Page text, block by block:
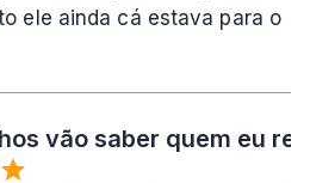
ele ainda cá estava para o
vão saber quem eu